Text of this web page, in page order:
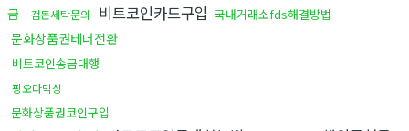
금
검돈세탁문의 비트코인카드구입 국내거래소fds해결방법
문화상품권테더전환
비트코인송금대행
핑오다믹싱
문화상품권코인구입